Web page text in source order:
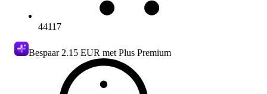
44117
Bespaar 2.15 EUR met Plus Premium